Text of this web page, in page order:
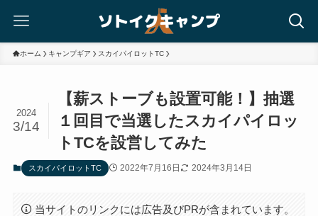
ホーム キャンプギア スカイパイロットTC
【薪ストーブも設置可能！】抽選
１回目で当選したスカイパイロッ
トTCを設営してみた
2024
3/14
スカイパイロットTC 2022年7月16日 2024年3月14日
当サイトのリンクには広告及びPRが含まれています。